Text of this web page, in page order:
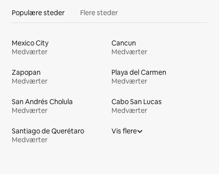
Populære steder Flere steder
Mexico City
Medværter
Cancun
Medværter
Zapopan
Medværter
Playa del Carmen
Medværter
San Andrés Cholula
Medværter
Cabo San Lucas
Medværter
Santiago de Querétaro
Medværter
Vis flere